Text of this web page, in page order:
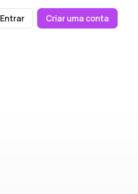
Entrar Criar uma conta